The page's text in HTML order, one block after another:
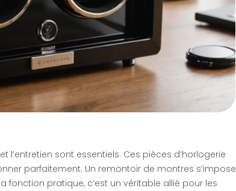
sont essentiels. Ces pièces d’horlogerie
parfaitement. Un remontoir de montres s’impose
pratique, c’est un véritable allié pour les